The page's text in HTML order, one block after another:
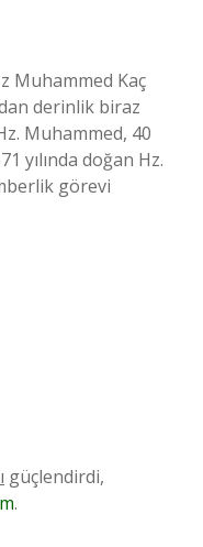
Muhammed Kaç
derinlik biraz
Muhammed, 40
yılında doğan Hz.
görevi
güçlendirdi,
.